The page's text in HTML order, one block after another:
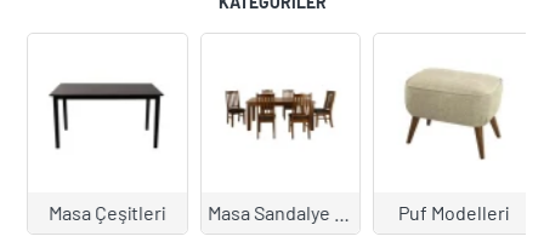
Masa Çeşitleri Masa Sandalye Takımları Puf Modelleri